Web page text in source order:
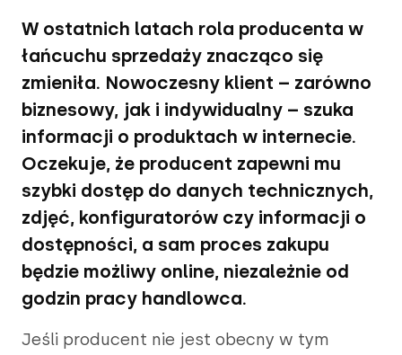
W ostatnich latach rola producenta w
łańcuchu sprzedaży znacząco się
zmieniła. Nowoczesny klient – zarówno
biznesowy, jak i indywidualny – szuka
informacji o produktach w internecie.
Oczekuje, że producent zapewni mu
szybki dostęp do danych technicznych,
zdjęć, konfiguratorów czy informacji o
dostępności, a sam proces zakupu
będzie możliwy online, niezależnie od
godzin pracy handlowca.
Jeśli producent nie jest obecny w tym